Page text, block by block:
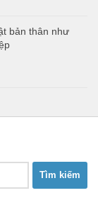
bản thân như